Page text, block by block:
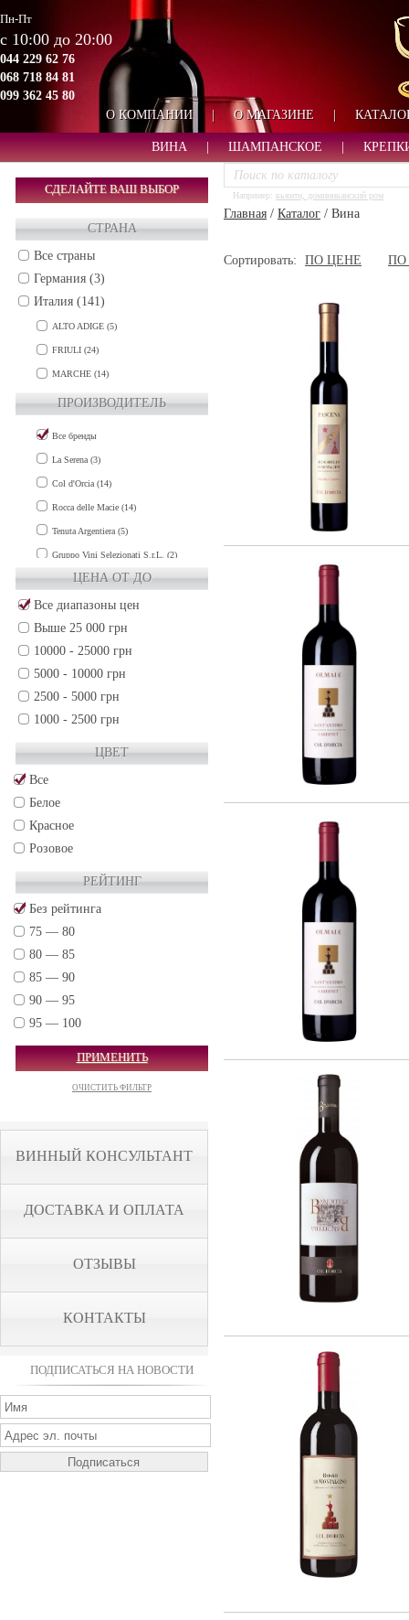
Пн-Пт
с 10:00 до 20:00
044 229 62 76
068 718 84 81
099 362 45 80
О КОМПАНИИ
| О МАГАЗИНЕ |
ВИНА ШАМПАНСКОЕ
СДЕЛАЙТЕ ВАШ ВЫБОР
СТРАНА
Все страны
Германия (3)
Италия (141)
ALTO ADIGE (5)
FRIULI (24)
MARCHE (14)
PIEDMONT (20)
ПРОИЗВОДИТЕЛЬ
Все бренды
La Serena (3)
Col d'Orcia (14)
Rocca delle Macie (14)
Tenuta Argentiera (5)
Gruppo Vini Selezionati S.r.L. (2)
ЦЕНА ОТ ДО
Все диапазоны цен
Выше 25 000 грн
10000 - 25000 грн
5000 - 10000 грн
2500 - 5000 грн
1000 - 2500 грн
250 - 500 грн
50 - 250 грн
ЦВЕТ
Все
Белое
Красное
Розовое
РЕЙТИНГ
Без рейтинга
75 — 80
80 — 85
85 — 90
90 — 95
95 — 100
ПРИМЕНИТЬ
ОЧИСТИТЬ ФИЛЬТР
ВИННЫЙ КОНСУЛЬТАНТ
ДОСТАВКА И ОПЛАТА
ОТЗЫВЫ
КОНТАКТЫ
ПОДПИСАТЬСЯ НА НОВОСТИ
Например: кьянти, доминиканский ром
Главная / Каталог / Вина
Сортировать: ПО ЦЕНЕ ПО